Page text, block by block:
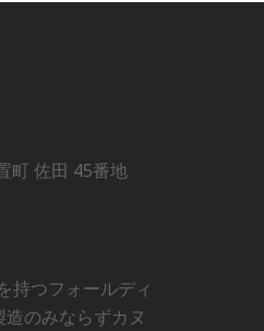
町 佐田 45番地
持つフォールディ
のみならずカヌ